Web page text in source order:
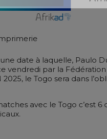
date à laquelle,
par la
le Togo sera dans
avec le Togo c’est